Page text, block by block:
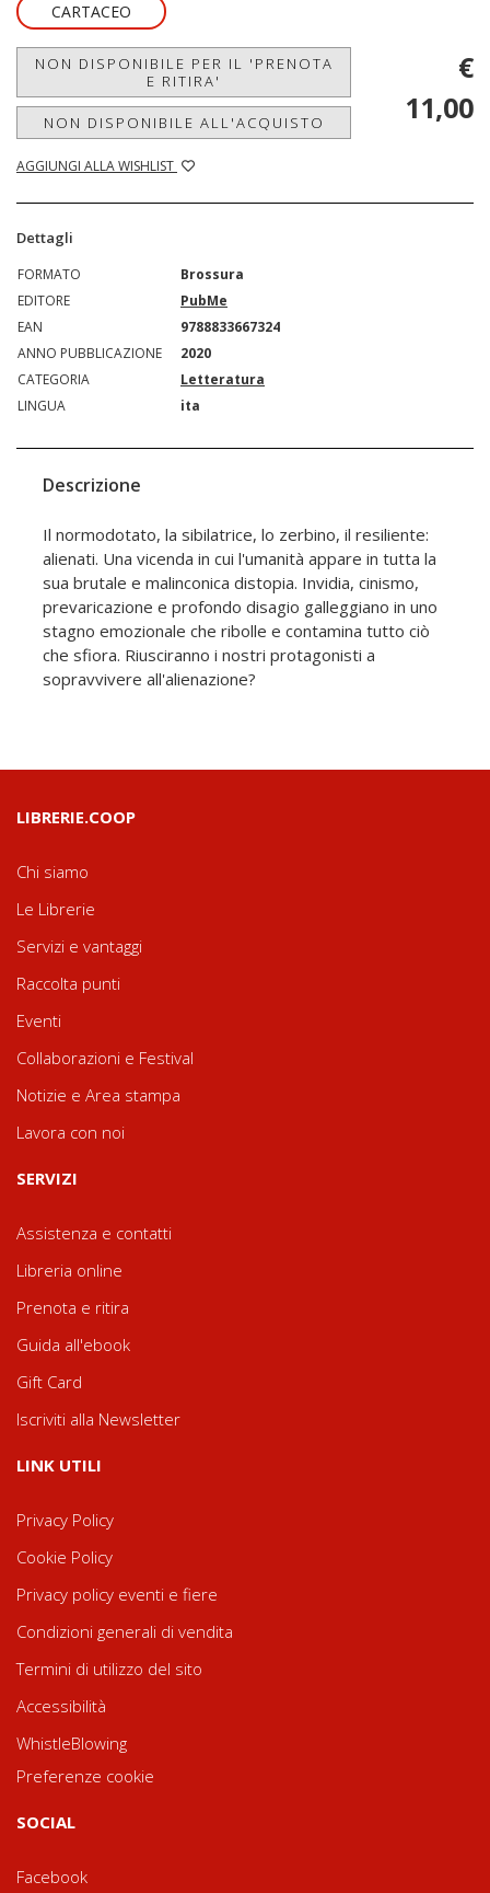
CARTACEO
NON DISPONIBILE PER IL 'PRENOTA
E RITIRA'
NON DISPONIBILE ALL'ACQUISTO
AGGIUNGI ALLA WISHLIST
€
11,00
Dettagli
FORMATO
Brossura
EDITORE
PubMe
EAN
9788833667324
ANNO PUBBLICAZIONE
2020
CATEGORIA
Letteratura
LINGUA
ita
Descrizione
Il normodotato, la sibilatrice, lo zerbino, il resiliente:
alienati. Una vicenda in cui l'umanità appare in tutta la
sua brutale e malinconica distopia. Invidia, cinismo,
prevaricazione e profondo disagio galleggiano in uno
stagno emozionale che ribolle e contamina tutto ciò
che sfiora. Riusciranno i nostri protagonisti a
sopravvivere all'alienazione?
LIBRERIE.COOP
Chi siamo
Le Librerie
Servizi e vantaggi
Raccolta punti
Eventi
Collaborazioni e Festival
Notizie e Area stampa
Lavora con noi
SERVIZI
Assistenza e contatti
Libreria online
Prenota e ritira
Guida all'ebook
Gift Card
Iscriviti alla Newsletter
LINK UTILI
Privacy Policy
Cookie Policy
Privacy policy eventi e fiere
Condizioni generali di vendita
Termini di utilizzo del sito
Accessibilità
WhistleBlowing
Preferenze cookie
SOCIAL
Facebook